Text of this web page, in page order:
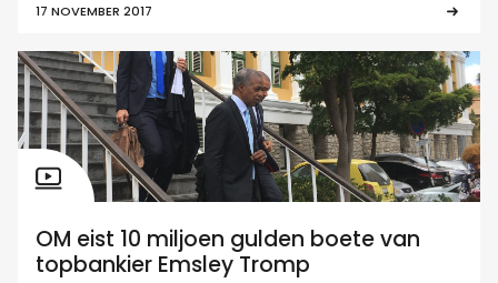
17 NOVEMBER 2017
OM eist 10 miljoen gulden boete van
topbankier Emsley Tromp